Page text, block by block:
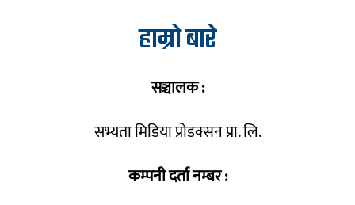
हाम्रो बारे
सञ्चालक :
सभ्यता मिडिया प्रोडक्सन प्रा. लि.
कम्पनी दर्ता नम्बर :